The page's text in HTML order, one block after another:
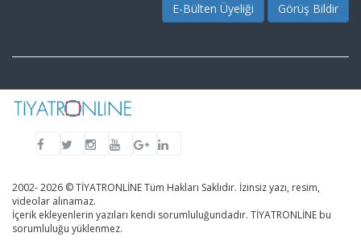
E-Bülten Üyeliği Görüş Bildir
2002- 2026 © TİYATRONLİNE Tüm Hakları Saklıdır. İzinsiz yazı, resim,
videolar alınamaz.
İçerik ekleyenlerin yazıları kendi sorumluluğundadır. TİYATRONLİNE bu
sorumluluğu yüklenmez.